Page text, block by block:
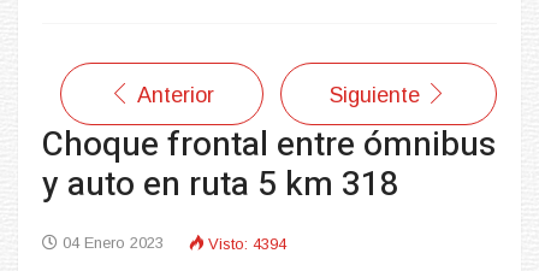
Anterior Siguiente
Choque frontal entre ómnibus
y auto en ruta 5 km 318
04 Enero 2023 Visto: 4394